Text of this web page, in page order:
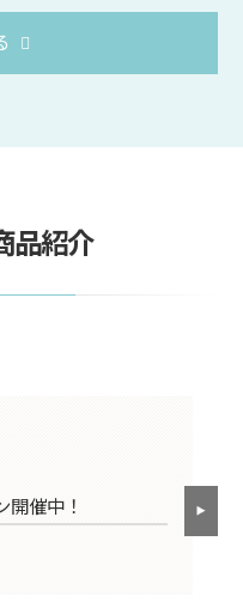
品紹介
開催中！